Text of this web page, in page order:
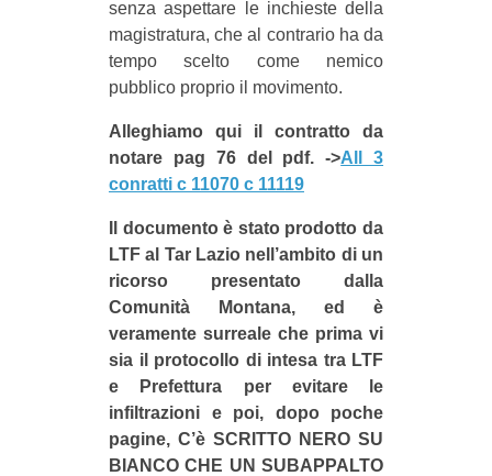
senza aspettare le inchieste della
magistratura, che al contrario ha da
tempo scelto come nemico
pubblico proprio il movimento.
Alleghiamo qui il contratto da
notare pag 76 del pdf. ->All 3
conratti c 11070 c 11119
Il documento è stato prodotto da
LTF al Tar Lazio nell’ambito di un
ricorso presentato dalla
Comunità Montana, ed è
veramente surreale che prima vi
sia il protocollo di intesa tra LTF
e Prefettura per evitare le
infiltrazioni e poi, dopo poche
pagine, C’è SCRITTO NERO SU
BIANCO CHE UN SUBAPPALTO